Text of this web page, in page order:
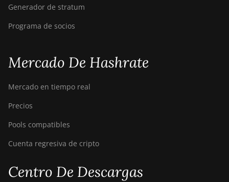
Generador de stratum
Programa de socios
Mercado De Hashrate
Mercado en tiempo real
Precios
Pools compatibles
Cuenta regresiva de cripto
Centro De Descargas